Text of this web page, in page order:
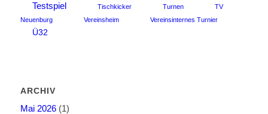
Testspiel Tischkicker Turnen
TV
Neuenburg
Vereinsheim Vereinsinternes Turnier
Ü32
ARCHIV
Mai 2026(1)